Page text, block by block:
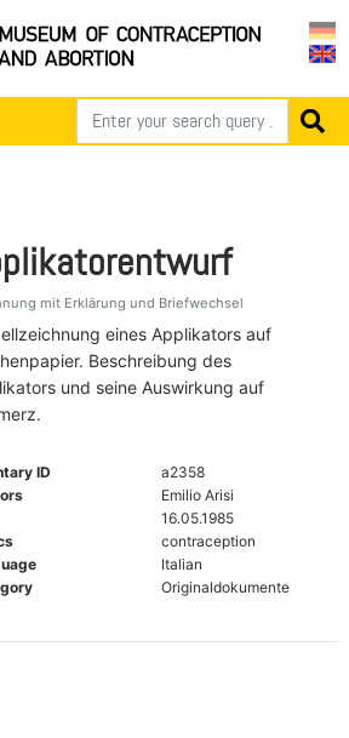
mit Erklärung und Briefwechsel
eines Applikators auf
Beschreibung des
und seine Auswirkung auf
ID
a2358
Emilio Arisi
16.05.1985
contraception
Italian
Originaldokumente